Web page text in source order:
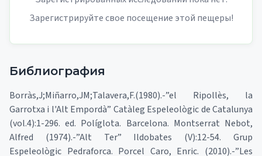
Зарегистрируйте свое посещение этой пещеры!
Библиография
Borràs,J;Miñarro,JM;Talavera,F.(1980).-”el Ripollès, la
Garrotxa i l'Alt Empordà” Catàleg Espeleològic de Catalunya
(vol.4):1-296. ed. Políglota. Barcelona. Montserrat Nebot,
Alfred (1974).-”Alt Ter” Ildobates (V):12-54. Grup
Espeleològic Pedraforca. Porcel Caro, Enric. (2010).-”Les